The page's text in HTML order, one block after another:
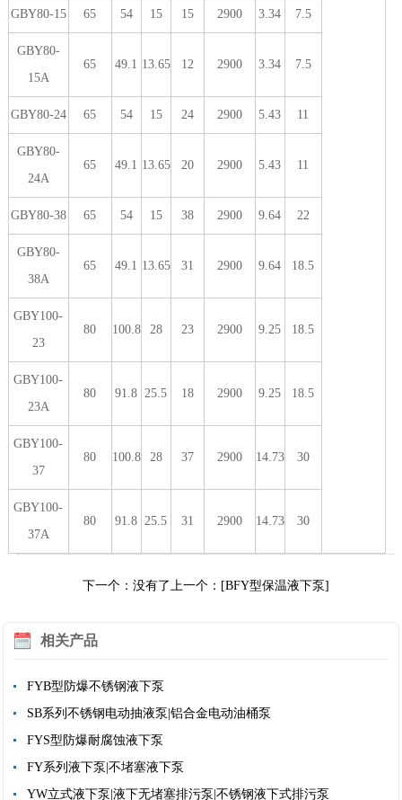
GBY80-15 65 54 15 15 2900 3.34 7.5
GBY80-
15A
65 49.1 13.65 12 2900 3.34 7.5
GBY80-24 65 54 15 24 2900 5.43 11
GBY80-
24A
65 49.1 13.65 20 2900 5.43 11
GBY80-38 65 54 15 38 2900 9.64 22
GBY80-
38A
65 49.1 13.65 31 2900 9.64 18.5
GBY100-
23
80 100.8 28 23 2900 9.25 18.5
GBY100-
23A
80 91.8 25.5 18 2900 9.25 18.5
GBY100-
37
80 100.8 28 37 2900 14.73 30
GBY100-
37A
80 91.8 25.5 31 2900 14.73 30
下一个：没有了上一个：[BFY型保温液下泵]
相关产品
FYB型防爆不锈钢液下泵
SB系列不锈钢电动抽液泵|铝合金电动油桶泵
FYS型防爆耐腐蚀液下泵
FY系列液下泵|不堵塞液下泵
YW立式液下泵|液下无堵塞排污泵|不锈钢液下式排污泵